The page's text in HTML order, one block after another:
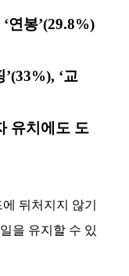
연봉’(29.8%)
‘교
유치에도 도
뒤처지지 않기
을 유지할 수 있